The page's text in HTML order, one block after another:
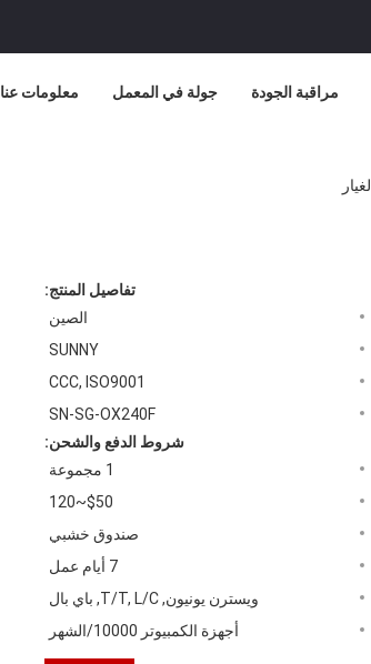
معلومات عنا جولة في المعمل مراقبة الجودة
تفاصيل المنتج:
الصين
SUNNY
CCC, ISO9001
SN-SG-OX240F
شروط الدفع والشحن:
1 مجموعة
$50~120
صندوق خشبي
7 أيام عمل
ويسترن يونيون, T/T, L/C, باي بال
أجهزة الكمبيوتر 10000/الشهر